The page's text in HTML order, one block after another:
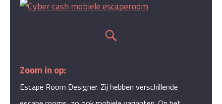
Zoom in op:
Escape Room Designer. Zij hebben verschillende